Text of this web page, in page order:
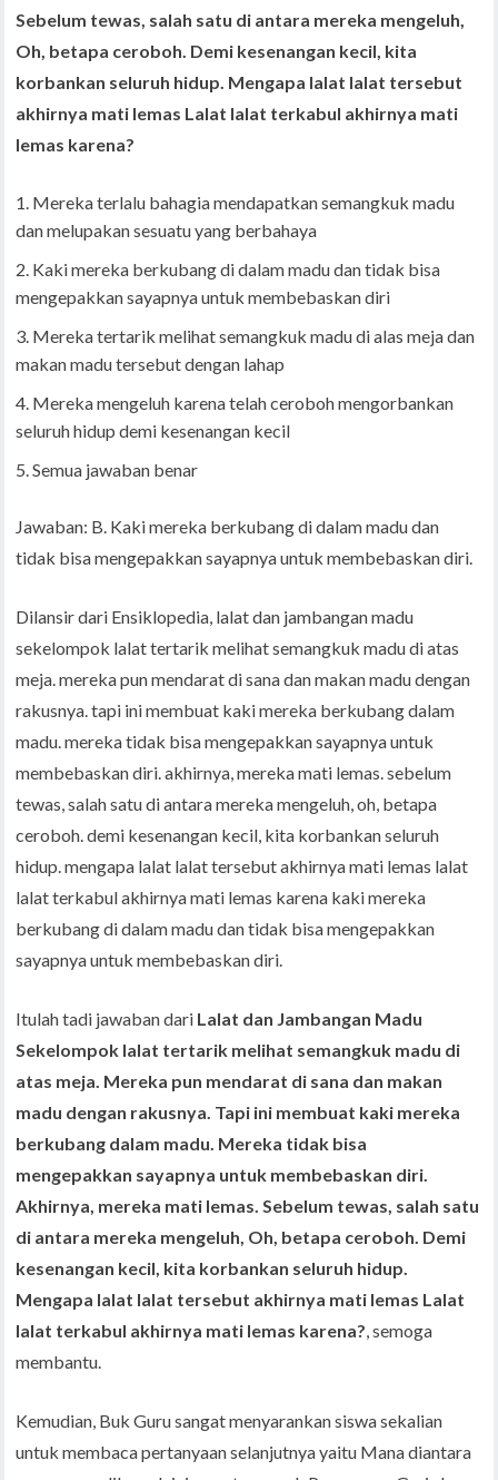
Sebelum tewas, salah satu di antara mereka mengeluh,
Oh, betapa ceroboh. Demi kesenangan kecil, kita
korbankan seluruh hidup. Mengapa lalat lalat tersebut
akhirnya mati lemas Lalat lalat terkabul akhirnya mati
lemas karena?
Mereka terlalu bahagia mendapatkan semangkuk madu
dan melupakan sesuatu yang berbahaya
Kaki mereka berkubang di dalam madu dan tidak bisa
mengepakkan sayapnya untuk membebaskan diri
Mereka tertarik melihat semangkuk madu di alas meja dan
makan madu tersebut dengan lahap
Mereka mengeluh karena telah ceroboh mengorbankan
seluruh hidup demi kesenangan kecil
Semua jawaban benar
Jawaban: B. Kaki mereka berkubang di dalam madu dan
tidak bisa mengepakkan sayapnya untuk membebaskan diri.
Dilansir dari Ensiklopedia, lalat dan jambangan madu
sekelompok lalat tertarik melihat semangkuk madu di atas
meja. mereka pun mendarat di sana dan makan madu dengan
rakusnya. tapi ini membuat kaki mereka berkubang dalam
madu. mereka tidak bisa mengepakkan sayapnya untuk
membebaskan diri. akhirnya, mereka mati lemas. sebelum
tewas, salah satu di antara mereka mengeluh, oh, betapa
ceroboh. demi kesenangan kecil, kita korbankan seluruh
hidup. mengapa lalat lalat tersebut akhirnya mati lemas lalat
lalat terkabul akhirnya mati lemas karena kaki mereka
berkubang di dalam madu dan tidak bisa mengepakkan
sayapnya untuk membebaskan diri.
Itulah tadi jawaban dari Lalat dan Jambangan Madu
Sekelompok lalat tertarik melihat semangkuk madu di
atas meja. Mereka pun mendarat di sana dan makan
madu dengan rakusnya. Tapi ini membuat kaki mereka
berkubang dalam madu. Mereka tidak bisa
mengepakkan sayapnya untuk membebaskan diri.
Akhirnya, mereka mati lemas. Sebelum tewas, salah satu
di antara mereka mengeluh, Oh, betapa ceroboh. Demi
kesenangan kecil, kita korbankan seluruh hidup.
Mengapa lalat lalat tersebut akhirnya mati lemas Lalat
lalat terkabul akhirnya mati lemas karena?, semoga
membantu.
Kemudian, Buk Guru sangat menyarankan siswa sekalian
untuk membaca pertanyaan selanjutnya yaitu Mana diantara